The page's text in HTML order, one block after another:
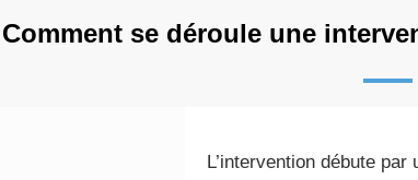
Comment se déroule une
L’intervention débute